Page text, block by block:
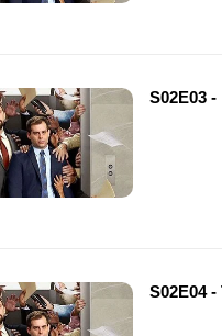
S02E03
S02E04